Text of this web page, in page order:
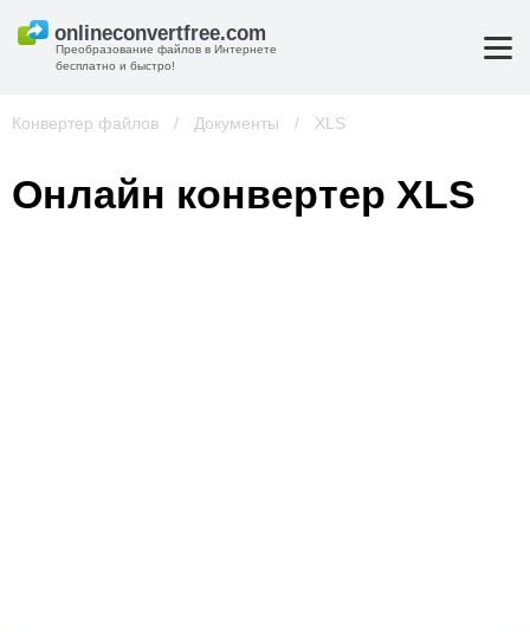
Преобразование файлов в Интернете
бесплатно и быстро!
Конвертер файлов / Документы / XLS
Онлайн конвертер XLS